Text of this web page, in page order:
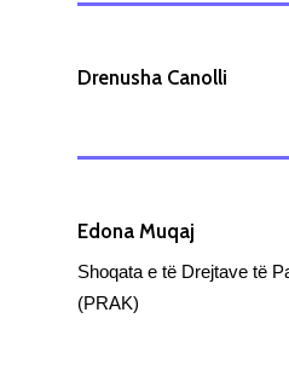
Drenusha Canolli
Edona Muqaj
Shoqata e të Drejtave të
(PRAK)